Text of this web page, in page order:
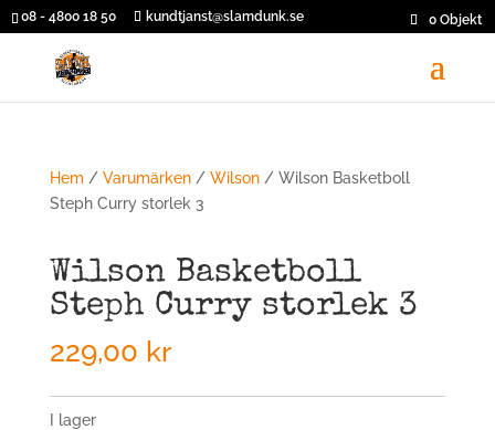
08 - 4800 18 50 kundtjanst@slamdunk.se 0 Objekt
Hem / Varumärken/ Wilson/ Wilson Basketboll
Steph Curry storlek 3
Wilson Basketboll
Steph Curry storlek 3
229,00 kr
I lager